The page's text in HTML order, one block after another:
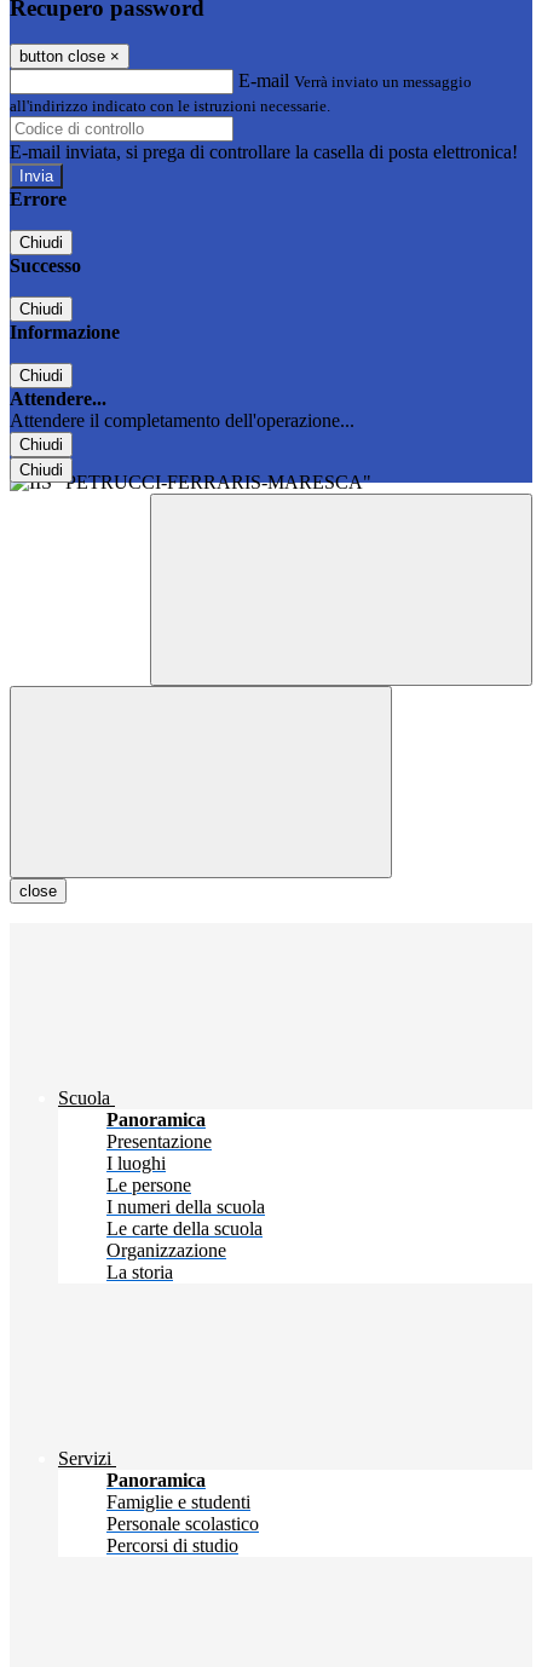
Recupero password
button close ×
E-mail Verrà inviato un messaggio
all'indirizzo indicato con le istruzioni necessarie.
E-mail inviata, si prega di controllare la casella di posta elettronica!
Errore
Chiudi
Successo
Chiudi
Informazione
Chiudi
Attendere...
Attendere il completamento dell'operazione...
Chiudi
Chiudi
close
Scuola
Panoramica
Presentazione
I luoghi
Le persone
I numeri della scuola
Le carte della scuola
Organizzazione
La storia
Servizi
Panoramica
Famiglie e studenti
Personale scolastico
Percorsi di studio